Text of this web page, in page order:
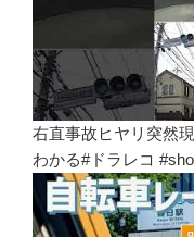
右直事故ヒヤリ突然
わかる#ドラレコ